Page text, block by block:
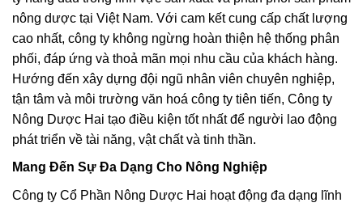
nông dược tại Việt Nam. Với cam kết cung cấp chất lượng
cao nhất, công ty không ngừng hoàn thiện hệ thống phân
phối, đáp ứng và thoả mãn mọi nhu cầu của khách hàng.
Hướng đến xây dựng đội ngũ nhân viên chuyên nghiệp,
tận tâm và môi trường văn hoá công ty tiên tiến, Công ty
Nông Dược Hai tạo điều kiện tốt nhất để người lao động
phát triển về tài năng, vật chất và tinh thần.
Mang Đến Sự Đa Dạng Cho Nông Nghiệp
Công ty Cổ Phần Nông Dược Hai hoạt động đa dạng lĩnh